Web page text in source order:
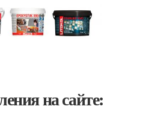
на сайте: